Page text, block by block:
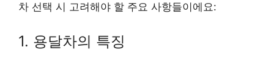
차 선택 시 고려해야 할 주요 사항들이에요:
1. 용달차의 특징